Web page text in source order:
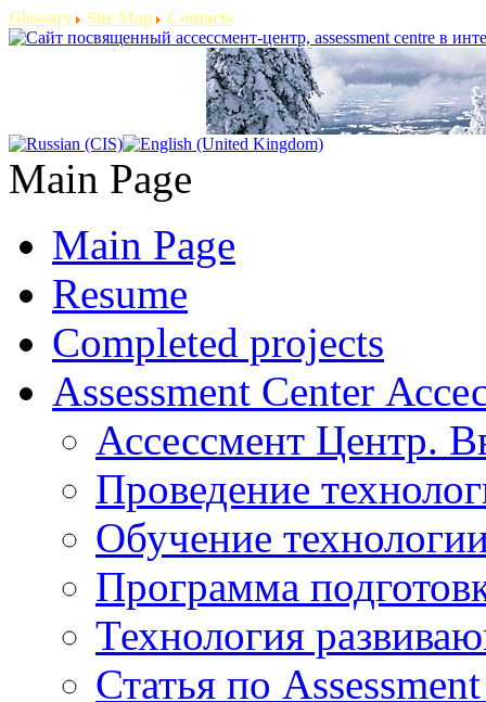
Glossary Site Map Contacts
Main Page
Main Page
Resume
Completed projects
Assessment Center
Ассессмент Центр.
Проведение
Обучение
Программа
Технология
Статья по